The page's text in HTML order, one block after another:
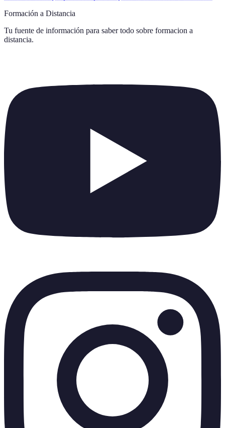
Formación a Distancia
Tu fuente de información para saber todo sobre formacion a
distancia.